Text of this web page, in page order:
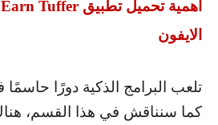
أهمية تحميل تطبيق Earn Tuffer
الايفون
تلعب البرامج الذكية دورًا حاسمًا
كما سنناقش في هذا القسم،